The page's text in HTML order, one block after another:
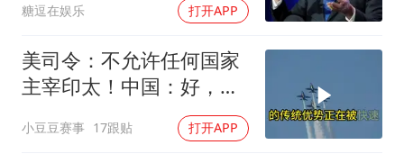
乐享全民健身 共筑健康中国
糖逗在娱乐 打开APP
美司令：不允许任何国家
主宰印太！中国：好，轰
6N就挂一枚弹升空
小豆豆赛事 17跟贴 打开APP